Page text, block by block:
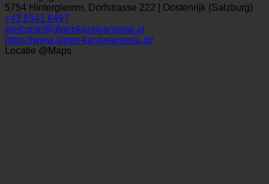
Bladwijzer
Contactgegevens
5754 Hinterglemm, Dorfstrasse 222 | Oostenrijk (Salzburg)
+43 6541 6497
welcome@alpenkarawanserai.at